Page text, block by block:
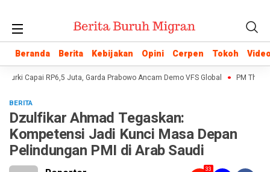
Beranda Berita Kebijakan Opini Cerpen Tokoh
Beranda Berita Kebijakan Opini Cerpen Tokoh
Capai RP6,5 Juta, Garda Prabowo Ancam Demo VFS Global PM
BERITA
Dzulfikar Ahmad Tegaskan:
Kompetensi Jadi Kunci Masa Depan
Pelindungan PMI di Arab Saudi
33